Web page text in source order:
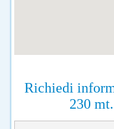
Richiedi
230